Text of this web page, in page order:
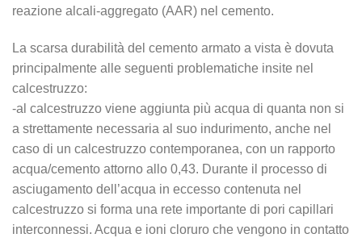
reazione alcali-aggregato (AAR) nel cemento.
La scarsa durabilità del cemento armato a vista è dovuta
principalmente alle seguenti problematiche insite nel
calcestruzzo:
-al calcestruzzo viene aggiunta più acqua di quanta non si
a strettamente necessaria al suo indurimento, anche nel
caso di un calcestruzzo contemporanea, con un rapporto
acqua/cemento attorno allo 0,43. Durante il processo di
asciugamento dell’acqua in eccesso contenuta nel
calcestruzzo si forma una rete importante di pori capillari
interconnessi. Acqua e ioni cloruro che vengono in contatto